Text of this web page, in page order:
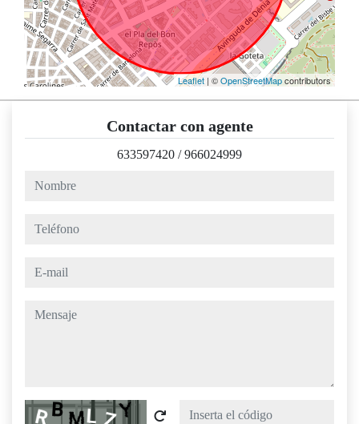
Leaflet | ©OpenStreetMapcontributors
Contactar con agente
633597420 /966024999
nombre
teléfono
e-mail
mensaje
Captcha